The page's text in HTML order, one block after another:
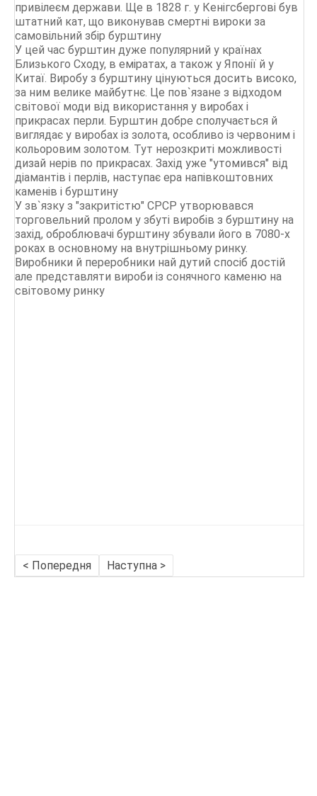
привілеєм держави. Ще в 1828 г. у Кенігсбергові був
штатний кат, що виконував смертні вироки за
самовільний збір бурштину
У цей час бурштин дуже популярний у країнах
Близького Сходу, в еміратах, а також у Японії й у
Китаї. Виробу з бурштину цінуються досить високо,
за ним велике майбутнє. Це пов`язане з відходом
світової моди від використання у виробах і
прикрасах перли. Бурштин добре сполучається й
виглядає у виробах із золота, особливо із червоним і
кольоровим золотом. Тут нерозкриті можливості
дизай нерів по прикрасах. Захід уже "утомився" від
діамантів і перлів, наступає ера напівкоштовних
каменів і бурштину
У зв`язку з "закритістю" СРСР утворювався
торговельний пролом у збуті виробів з бурштину на
захід, оброблювачі бурштину збували його в 7080-х
роках в основному на внутрішньому ринку.
Виробники й переробники най дутий спосіб достій
але представляти вироби із сонячного каменю на
світовому ринку
< Попередня Наступна >